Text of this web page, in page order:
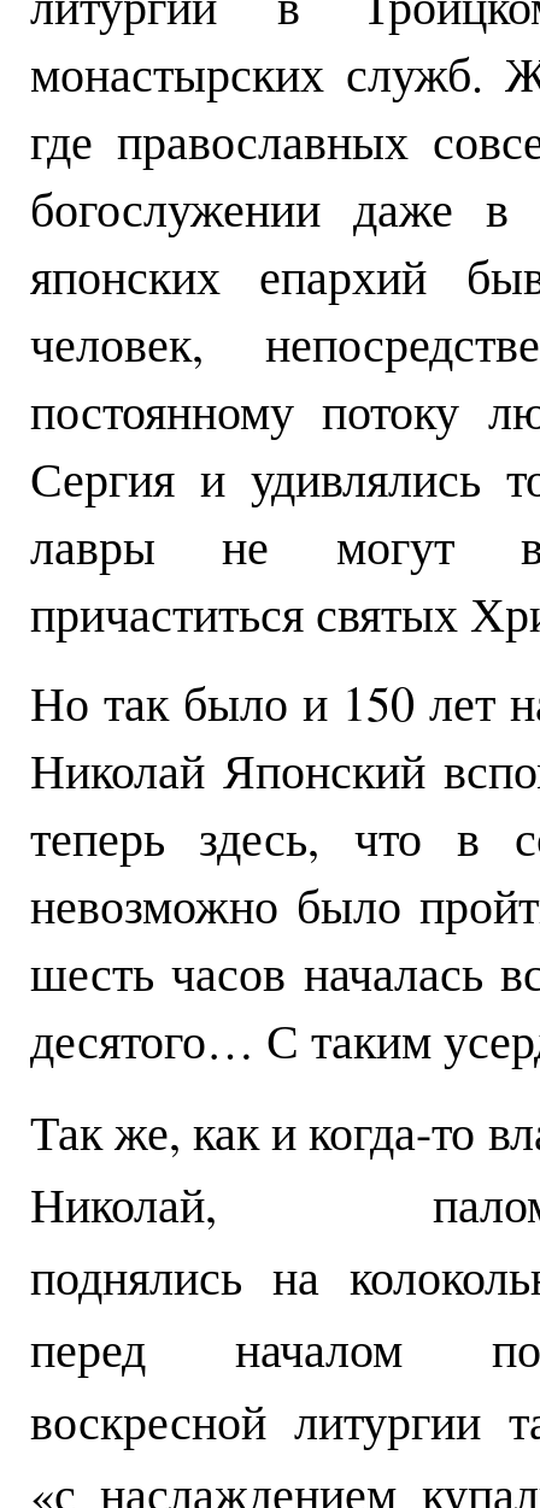
монастырских служб.
где православных
богослужении даже в
японских епархий
человек,
постоянному потоку
Сергия и удивлялись
лавры не могут
причаститься святых
Но так было и 150 лет
Николай Японский
теперь здесь, что в
невозможно было
шесть часов началась
десятого… С таким
Так же, как и когда-то
Николай,
поднялись на
перед началом
воскресной литургии
«с наслаждением